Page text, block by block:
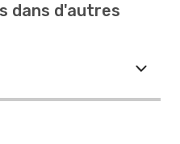
dans d'autres